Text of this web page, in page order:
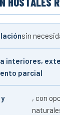
sin
interiores,
parcial
, con